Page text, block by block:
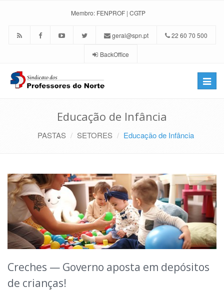
Membro: FENPROF | CGTP
geral@spn.pt 22 60 70 500
BackOffice
Toggle
Educação de Infância
PASTAS SETORES Educação de Infância
Creches — Governo aposta em depósitos
de crianças!